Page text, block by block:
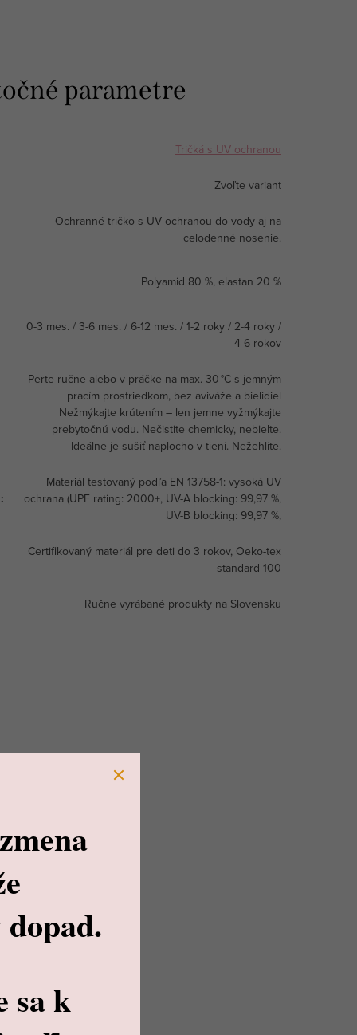
parametre
Tričká s UV ochranou
Zvoľte variant
Ochranné tričko s UV ochranou do vody aj na
celodenné nosenie.
Polyamid 80 %, elastan 20 %
0-3 mes. / 3-6 mes. / 6-12 mes. / 1-2 roky / 2-4 roky /
4-6 rokov
Perte ručne alebo v práčke na max. 30 °C s jemným
pracím prostriedkom, bez aviváže a bielidiel
Nežmýkajte krútením – len jemne vyžmýkajte
prebytočnú vodu. Nečistite chemicky, nebielte.
Ideálne je sušiť naplocho v tieni. Nežehlite.
:
Materiál testovaný podľa EN 13758-1: vysoká UV
ochrana (UPF rating: 2000+, UV-A blocking: 99,97 %,
UV-B blocking: 99,97 %,
Certifikovaný materiál pre deti do 3 rokov, Oeko-tex
standard 100
Ručne vyrábané produkty na Slovensku
sa k